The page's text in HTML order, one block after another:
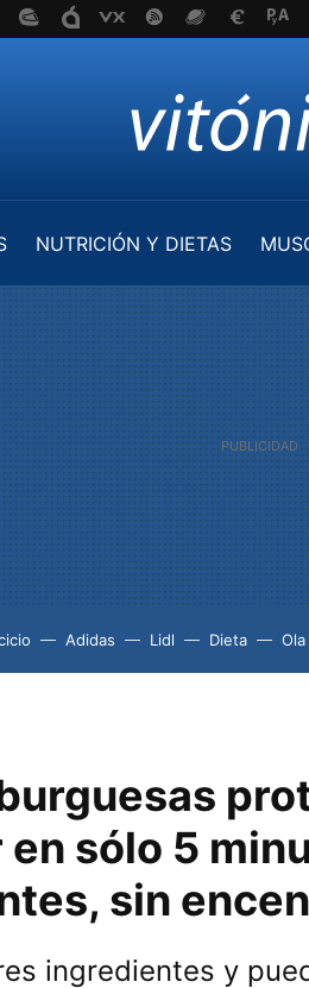
NUTRICIÓN Y DIETAS
Adidas Lidl Dieta
sólo 5
sin
ingredientes y